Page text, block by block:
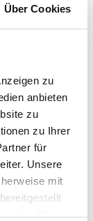
Über Cookies
zu
anbieten
zu
zu Ihrer
für
Unsere
mit
der Dienste